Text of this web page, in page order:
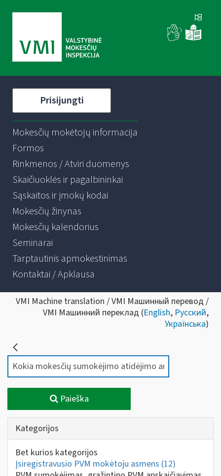
Prisijungti
Mokesčių mokėtojų informacija
Formos
Rinkmenos / Atviri duomenys
Skaičiuoklės ir pagalbininkai
Sąskaitos ir įmokų kodai
Mokesčių žinynas
Mokesčių kalendorius
Seminarai
Tarptautinis apmokestinimas
Kontaktai / Apklausa
VMI Machine translation / VMI Машинный перевод /
VMI Машинний переклад (English, Русский,
Українська)
Paieška
Kategorijos
Bet kurios kategorijos
Įsiregistravusio PVM mokėtoju asmens (12)